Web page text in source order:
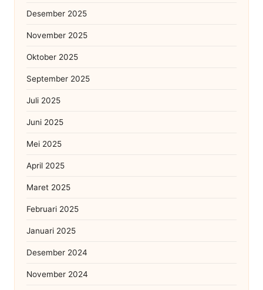
Desember 2025
November 2025
Oktober 2025
September 2025
Juli 2025
Juni 2025
Mei 2025
April 2025
Maret 2025
Februari 2025
Januari 2025
Desember 2024
November 2024